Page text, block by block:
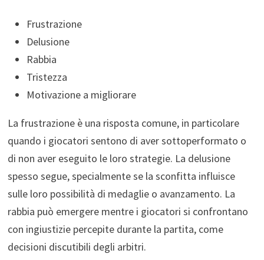
Frustrazione
Delusione
Rabbia
Tristezza
Motivazione a migliorare
La frustrazione è una risposta comune, in particolare
quando i giocatori sentono di aver sottoperformato o
di non aver eseguito le loro strategie. La delusione
spesso segue, specialmente se la sconfitta influisce
sulle loro possibilità di medaglie o avanzamento. La
rabbia può emergere mentre i giocatori si confrontano
con ingiustizie percepite durante la partita, come
decisioni discutibili degli arbitri.